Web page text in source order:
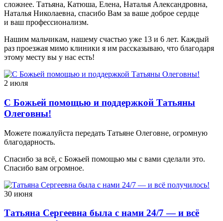
сложнее. Татьяна, Катюша, Елена, Наталья Александровна,
Наталья Николаевна, спасибо Вам за ваше доброе сердце
и ваш профессионализм.
Нашим мальчикам, нашему счастью уже 13 и 6 лет. Каждый
раз проезжая мимо клиники я им рассказываю, что благодаря
этому месту вы у нас есть!
2 июля
С Божьей помощью и поддержкой Татьяны
Олеговны!
Можете пожалуйста передать Татьяне Олеговне, огромную
благодарность.
Спасибо за всё, с Божьей помощью мы с вами сделали это.
Спасибо вам огромное.
30 июня
Татьяна Сергеевна была с нами 24/7 — и всё